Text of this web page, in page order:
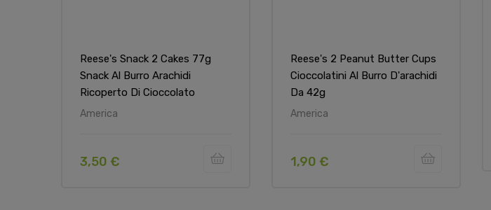
Reese's Snack 2 Cakes 77g
Snack Al Burro Arachidi
Ricoperto Di Cioccolato
America
3,50 €
Reese's 2 Peanut Butter Cups
Cioccolatini Al Burro D'arachidi
Da 42g
America
1,90 €